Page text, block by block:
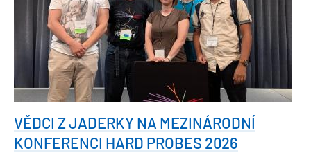
VĚDCI Z JADERKY NA MEZINÁRODNÍ
KONFERENCI HARD PROBES 2026